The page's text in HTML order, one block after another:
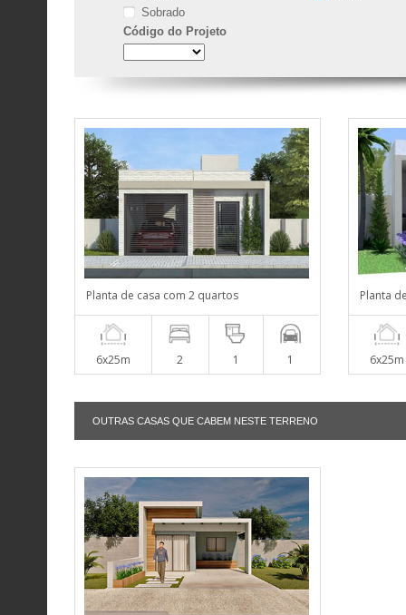
Sobrado
Código do Projeto
Planta de casa com 2 quartos
6x25m 2 1 1
Planta
6x25m
OUTRAS CASAS QUE CABEM NESTE TERRENO